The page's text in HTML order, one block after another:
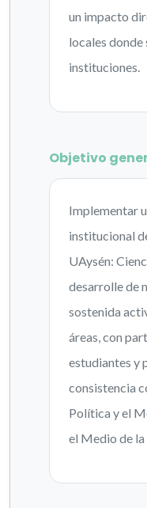
un impacto
locales donde
instituciones.
Objetivo
Implementar
institucional
UAysén:
desarrolle de
sostenida
áreas, con
estudiantes y
consistencia
Política y el
el Medio de